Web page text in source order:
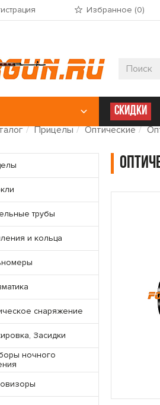
Избранное (0)
СКИДКИ
Прицелы Оптические
трубы
и кольца
снаряжение
Засидки
ночного